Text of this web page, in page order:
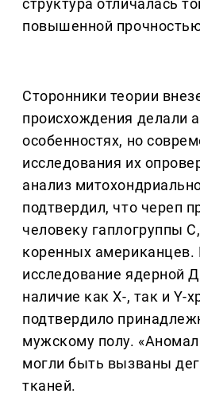
структура отличалась
повышенной
Сторонники теории
происхождения делали
особенностях, но
исследования их
анализ
подтвердил, что череп
человеку гаплогруппы
коренных американцев.
исследование ядерной
наличие как X-, так и Y-
подтвердило
мужскому полу.
могли быть вызваны
тканей.